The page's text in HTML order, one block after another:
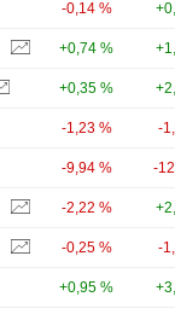
-0,14 %
+0,74 %
+0,35 %
-1,23 % -
-9,94 % -
-2,22 %
-0,25 % -
+0,95 %